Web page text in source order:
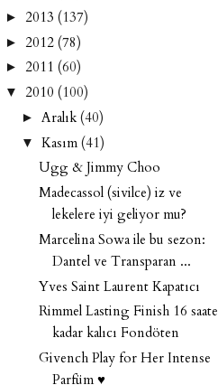
► 2013 (137)
► 2012 (78)
► 2011 (60)
▼ 2010 (100)
► Aralık (40)
▼ Kasım (41)
Ugg & Jimmy Choo
Madecassol (sivilce) iz ve
lekelere iyi geliyor mu?
Marcelina Sowa ile bu sezon:
Dantel ve Transparan ...
Yves Saint Laurent Kapatıcı
Rimmel Lasting Finish 16 saate
kadar kalıcı Fondöten
Givench Play for Her Intense
Parfüm ♥